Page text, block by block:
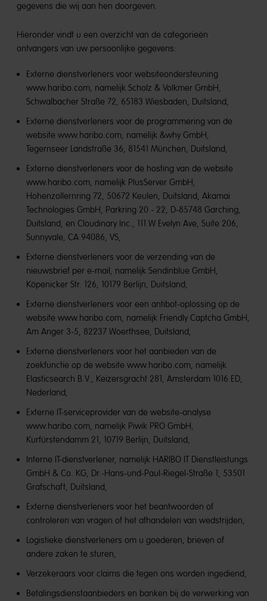
gegevens die wij aan hen doorgeven.
Hieronder vindt u een overzicht van de categorieën
ontvangers van uw persoonlijke gegevens:
Externe dienstverleners voor websiteondersteuning
www.haribo.com, namelijk Scholz & Volkmer GmbH,
Schwalbacher Straße 72, 65183 Wiesbaden, Duitsland,
Externe dienstverleners voor de programmering van de
website www.haribo.com, namelijk &why GmbH,
Tegernseer Landstraße 36, 81541 München, Duitsland,
Externe dienstverleners voor de hosting van de website
www.haribo.com, namelijk PlusServer GmbH,
Hohenzollernring 72, 50672 Keulen, Duitsland, Akamai
Technologies GmbH, Parkring 20 - 22, D-85748 Garching,
Duitsland, en Cloudinary Inc., 111 W Evelyn Ave, Suite 206,
Sunnyvale, CA 94086, VS,
Externe dienstverleners voor de verzending van de
nieuwsbrief per e-mail, namelijk Sendinblue GmbH,
Köpenicker Str. 126, 10179 Berlijn, Duitsland,
Externe dienstverleners voor een antibot-oplossing op de
website www.haribo.com, namelijk Friendly Captcha GmbH,
Am Anger 3-5, 82237 Woerthsee, Duitsland,
Externe dienstverleners voor het aanbieden van de
zoekfunctie op de website www.haribo.com, namelijk
Elasticsearch B.V., Keizersgracht 281, Amsterdam 1016 ED,
Nederland,
Externe IT-serviceprovider van de website-analyse
www.haribo.com, namelijk Piwik PRO GmbH,
Kurfürstendamm 21, 10719 Berlijn, Duitsland,
Interne IT-dienstverlener, namelijk HARIBO IT Dienstleistungs
GmbH & Co. KG, Dr.-Hans-und-Paul-Riegel-Straße 1, 53501
Grafschaft, Duitsland,
Externe dienstverleners voor het beantwoorden of
controleren van vragen of het afhandelen van wedstrijden,
Logistieke dienstverleners om u goederen, brieven of
andere zaken te sturen,
Verzekeraars voor claims die tegen ons worden ingediend,
Betalingsdienstaanbieders en banken bij de verwerking van